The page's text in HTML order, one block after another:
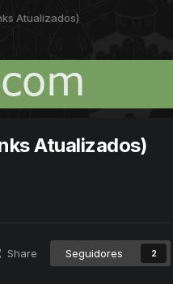
Atualizados)
Atualizados)
Share Seguidores 2